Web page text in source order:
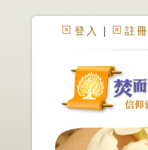
登入 註冊